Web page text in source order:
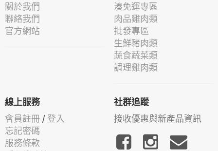
關於我們
聯絡我們
官方網站
湊免運專區
肉品雞肉類
批發專區
生鮮豬肉類
蔬食蔬菜類
調理雞肉類
線上服務
會員註冊 / 登入
忘記密碼
服務條款
社群追蹤
接收優惠與新產品資訊